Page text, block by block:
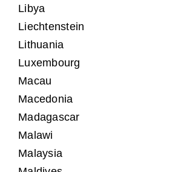
Libya
Liechtenstein
Lithuania
Luxembourg
Macau
Macedonia
Madagascar
Malawi
Malaysia